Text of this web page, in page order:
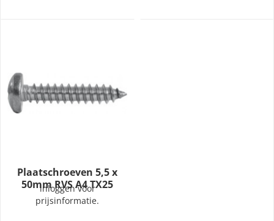
Plaatschroeven 5,5 x
50mm RVS A4 TX25
Lenskop
inloggen voor
prijsinformatie.